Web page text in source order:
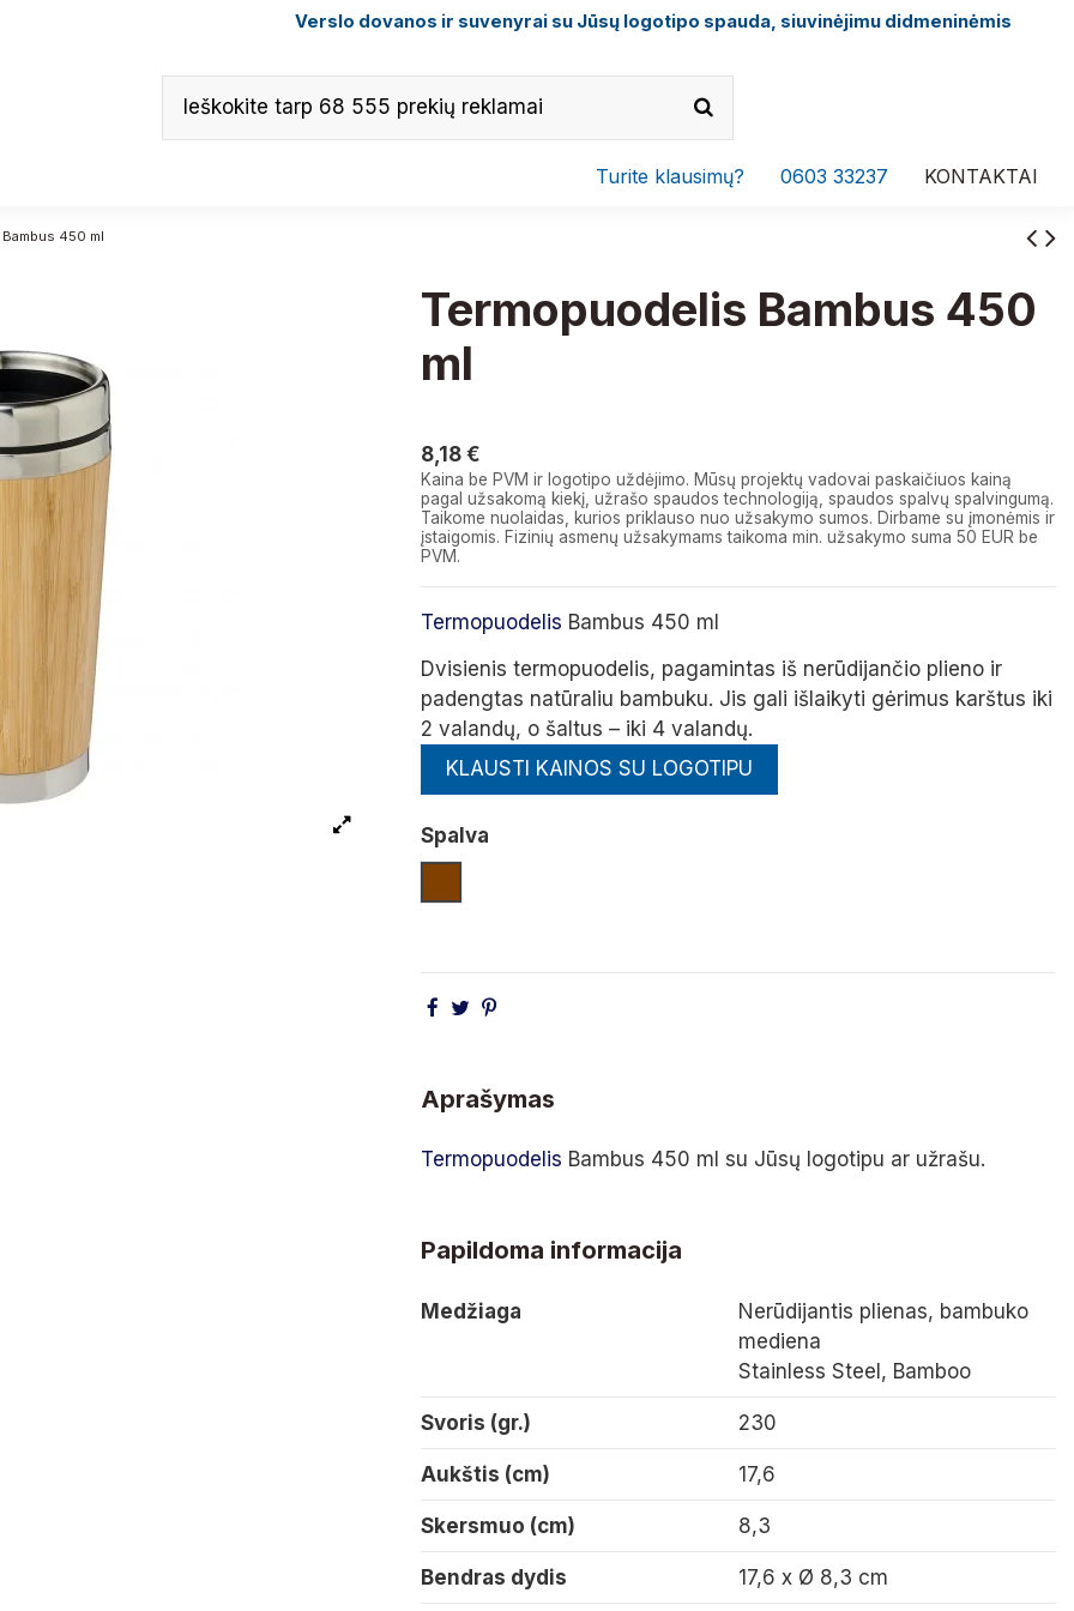
Verslo dovanos ir suvenyrai su Jūsų logotipo spauda, siuvinėjimu didmeninėmis
KONTAKTAI
0603 33237
Turite klausimų?
450 ml
Termopuodelis Bambus 450
ml
8,18 €
Kaina be PVM ir logotipo uždėjimo. Mūsų projektų vadovai paskaičiuos kainą
pagal užsakomą kiekį, užrašo spaudos technologiją, spaudos spalvų spalvingumą.
Taikome nuolaidas, kurios priklauso nuo užsakymo sumos. Dirbame su įmonėmis ir
įstaigomis. Fizinių asmenų užsakymams taikoma min. užsakymo suma 50 EUR be
PVM.
Termopuodelis Bambus 450 ml
Dvisienis termopuodelis, pagamintas iš nerūdijančio plieno ir
padengtas natūraliu bambuku. Jis gali išlaikyti gėrimus karštus iki
2 valandų, o šaltus – iki 4 valandų.
KLAUSTI KAINOS SU LOGOTIPU
Spalva
Aprašymas
Termopuodelis Bambus 450 ml su Jūsų logotipu ar užrašu.
Papildoma informacija
Medžiaga
Nerūdijantis plienas, bambuko
mediena
Stainless Steel, Bamboo
Svoris (gr.) 230
Aukštis (cm) 17,6
Skersmuo (cm) 8,3
Bendras dydis 17,6 x Ø 8,3 cm